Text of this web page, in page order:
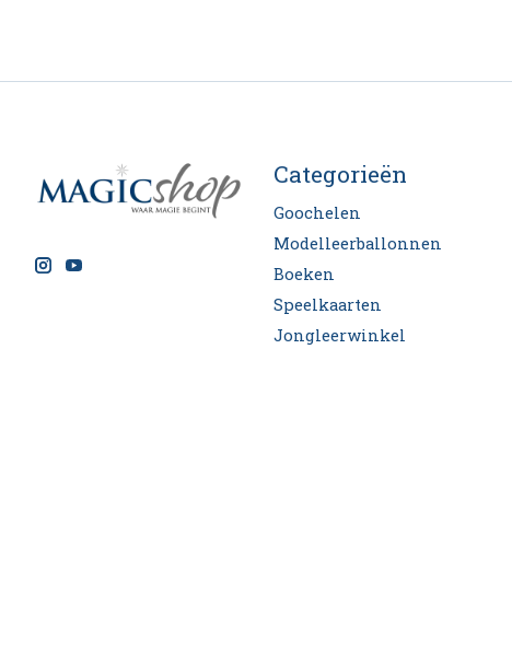
Categorieën
Goochelen
Modelleerballonnen
Boeken
Speelkaarten
Jongleerwinkel